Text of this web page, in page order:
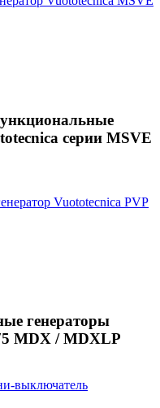
серии MSVE
генераторы
MDX / MDXLP